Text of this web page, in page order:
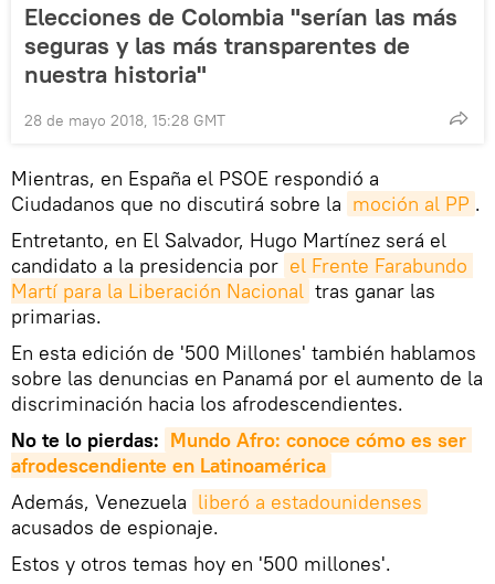
Elecciones de Colombia "serían las más
seguras y las más transparentes de
nuestra historia"
28 de mayo 2018, 15:28 GMT
Mientras, en España el PSOE respondió a
Ciudadanos que no discutirá sobre la moción al PP .
Entretanto, en El Salvador, Hugo Martínez será el
candidato a la presidencia por el Frente Farabundo
Martí para la Liberación Nacional tras ganar las
primarias.
En esta edición de '500 Millones' también hablamos
sobre las denuncias en Panamá por el aumento de la
discriminación hacia los afrodescendientes.
No te lo pierdas: Mundo Afro: conoce cómo es ser
afrodescendiente en Latinoamérica
Además, Venezuela liberó a estadounidenses
acusados de espionaje.
Estos y otros temas hoy en '500 millones'.